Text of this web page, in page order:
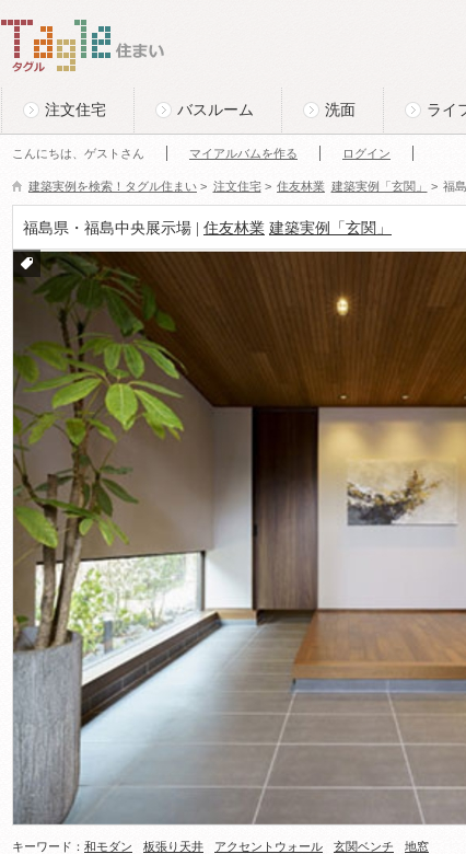
Tagle タグル 住まい
注文住宅 バスルーム 洗面 ライ
こんにちは、ゲストさん マイアルバムを作る ログイン
建築実例を検索！タグル住まい > 注文住宅> 住友林業 建築実例「玄関」 > 福
福島県・福島中央展示場 | 住友林業 建築実例「玄関」
付箋
キーワード： 和モダン 板張り天井 アクセントウォール 玄関ベンチ 地窓